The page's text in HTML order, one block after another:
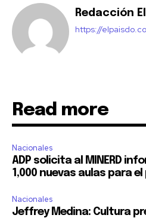
Redacción
https://
Read more
Nacionales
ADP solicita al MINERD
1,000 nuevas aulas para
Nacionales
Jeffrey Medina: Cultura